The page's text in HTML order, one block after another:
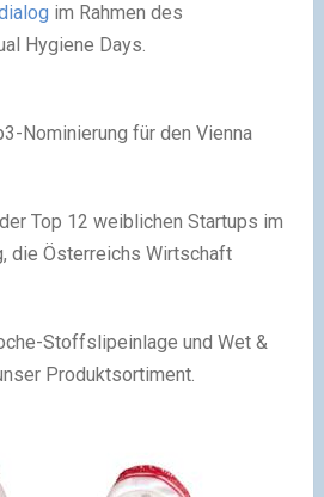
im Rahmen des
Hygiene Days.
Nominierung für den Vienna
Top 12 weiblichen Startups im
die Österreichs Wirtschaft
Stoffslipeinlage und Wet &
Produktsortiment.